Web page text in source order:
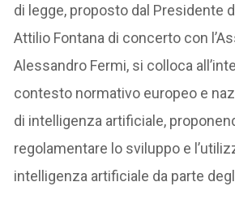
di legge, proposto dal Presidente
Attilio Fontana di concerto con
Alessandro Fermi, si colloca
contesto normativo europeo e
di intelligenza artificiale,
regolamentare lo sviluppo e
intelligenza artificiale da parte